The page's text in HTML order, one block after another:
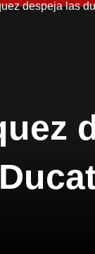
despeja las